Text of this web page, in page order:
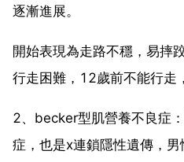
逐漸進展。
開始表現為走路不穩，易摔
行走困難，12歲前不能行走
2、becker型肌營養不良症
症，也是x連鎖隱性遺傳，